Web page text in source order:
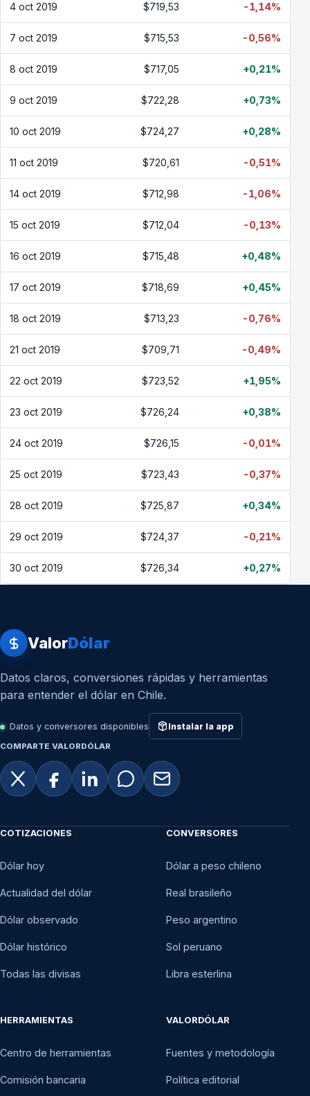
4 oct 2019 $719,53 -1,14%
7 oct 2019 $715,53 -0,56%
8 oct 2019 $717,05 +0,21%
9 oct 2019 $722,28 +0,73%
10 oct 2019 $724,27 +0,28%
11 oct 2019 $720,61 -0,51%
14 oct 2019 $712,98 -1,06%
15 oct 2019 $712,04 -0,13%
16 oct 2019 $715,48 +0,48%
17 oct 2019 $718,69 +0,45%
18 oct 2019 $713,23 -0,76%
21 oct 2019 $709,71 -0,49%
22 oct 2019 $723,52 +1,95%
23 oct 2019 $726,24 +0,38%
24 oct 2019 $726,15 -0,01%
25 oct 2019 $723,43 -0,37%
28 oct 2019 $725,87 +0,34%
29 oct 2019 $724,37 -0,21%
30 oct 2019 $726,34 +0,27%
ValorDólar
Datos claros, conversiones rápidas y herramientas
para entender el dólar en Chile.
Datos y conversores disponibles Instalar la app
COMPARTE VALORDÓLAR
COTIZACIONES
Dólar hoy
Actualidad del dólar
Dólar observado
Dólar histórico
Todas las divisas
CONVERSORES
Dólar a peso chileno
Real brasileño
Peso argentino
Sol peruano
Libra esterlina
HERRAMIENTAS
Centro de herramientas
Comisión bancaria
VALORDÓLAR
Fuentes y metodología
Política editorial